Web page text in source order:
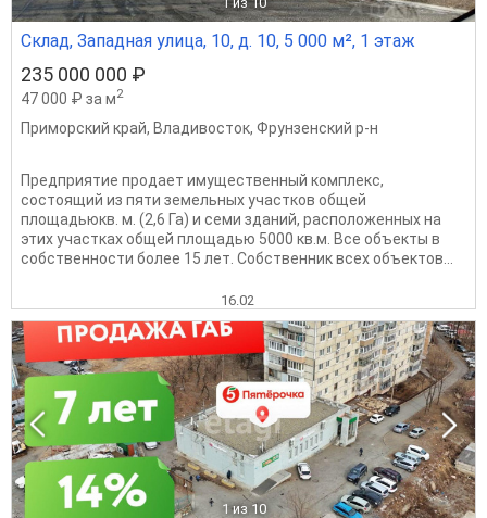
Склад, Западная улица, 10, д. 10, 5 000 м², 1 этаж
235 000 000 ₽
47 000 ₽ за м2
Приморский край, Владивосток, Фрунзенский р-н
Предприятие продает имущественный комплекс,
состоящий из пяти земельных участков общей
площадьюкв. м. (2,6 Га) и семи зданий, расположенных на
этих участках общей площадью 5000 кв.м. Все объекты в
собственности более 15 лет. Собственник всех объектов...
16.02
1 из 10